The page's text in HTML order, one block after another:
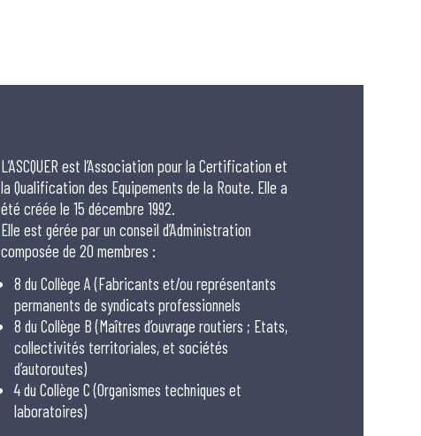
L’ASCQUER est l’Association pour la Certification et
la Qualification des Equipements de la Route. Elle a
été créée le 15 décembre 1992.
Elle est gérée par un conseil d’Administration
composée de 20 membres :
8 du Collège A (Fabricants et/ou représentants
permanents de syndicats professionnels
8 du Collège B (Maîtres d’ouvrage routiers ; Etats,
collectivités territoriales, et sociétés
d’autoroutes)
4 du Collège C (Organismes techniques et
laboratoires)